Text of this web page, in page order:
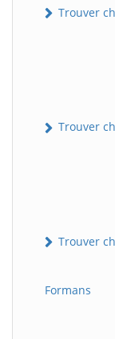
Trouver
Trouver
Trouver
Formans